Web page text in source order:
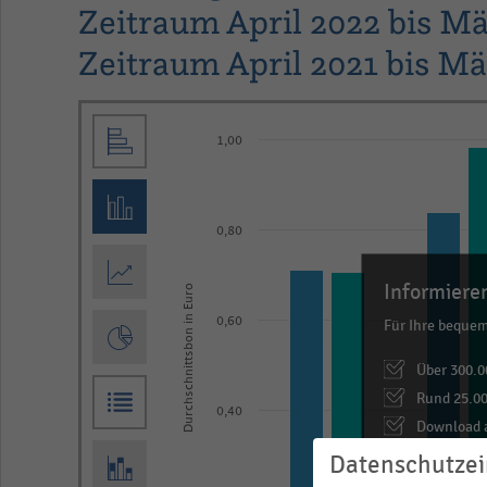
Zeitraum April 2022 bis
Zeitraum April 2021 bis
The
chart
has
axis
Durchschnittsbon in Euro 0,40
0,60
0,80
1,00
Für Ihre
Über
Rund
Download
… und vieles